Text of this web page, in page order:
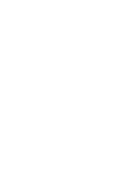
はありません。
品に未対応品が